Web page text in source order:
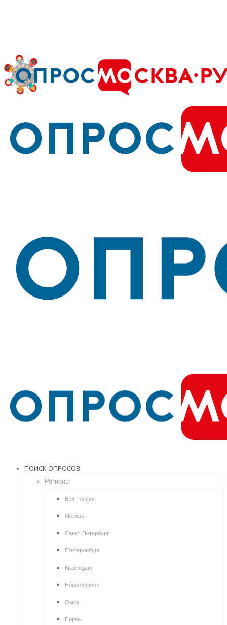
ПОИСК ОПРОСОВ
Регионы
Вся Россия
Москва
Санкт-Петербург
Екатеринбург
Краснодар
Новосибирск
Омск
Пермь